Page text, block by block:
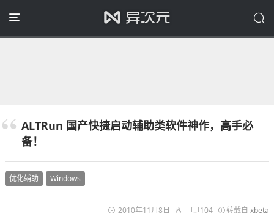
ALTRun 国产快捷启动辅助类软件神作，高手必
备！
优化辅助 Windows
2010年11月8日 104 转载自 xbeta